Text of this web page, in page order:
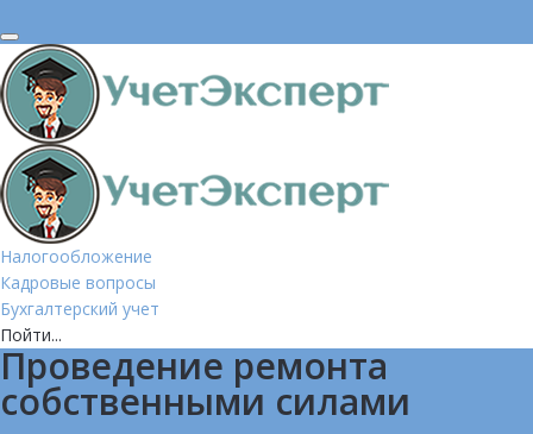
Налогообложение
Кадровые вопросы
Бухгалтерский учет
Пойти...
Проведение ремонта
собственными силами